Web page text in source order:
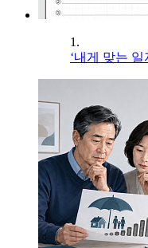
1.
‘내게 맞는